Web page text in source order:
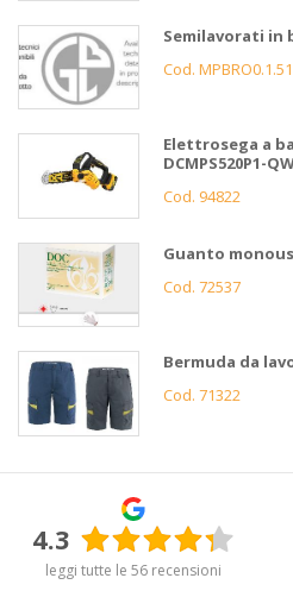
Semilavorati in
Cod. MPBRO0.1.51
Elettrosega a
DCMPS520P1-
Cod. 94822
Guanto
Cod. 72537
Bermuda da
Cod. 71322
4.3
leggi tutte le 56 recensioni